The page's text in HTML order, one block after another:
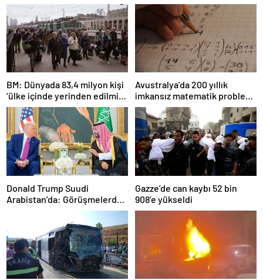
BM: Dünyada 83,4 milyon kişi
‘ülke içinde yerinden edilmiş’
olarak yaşıyor
Avustralya’da 200 yıllık
imkansız matematik problemi
çözüldü
Donald Trump Suudi
Arabistan’da: Görüşmelerde
Gazze’de can kaybı 52 bin
908’e yükseldi